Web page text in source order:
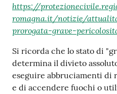
https://
romagna.it/notizie/
prorogata-grave-
Si ricorda che lo stato di
determina il divieto
eseguire abbruciamenti di
e di accendere fuochi o